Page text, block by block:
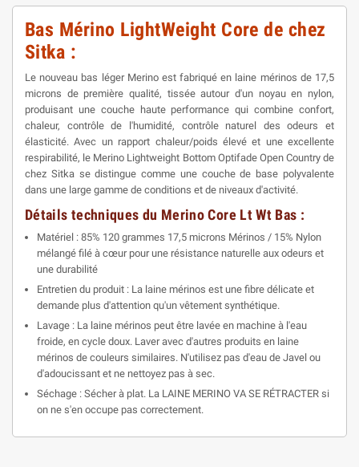
Bas Mérino LightWeight Core de chez
Sitka :
Le nouveau bas léger Merino est fabriqué en laine mérinos de 17,5
microns de première qualité, tissée autour d'un noyau en nylon,
produisant une couche haute performance qui combine confort,
chaleur, contrôle de l'humidité, contrôle naturel des odeurs et
élasticité. Avec un rapport chaleur/poids élevé et une excellente
respirabilité, le Merino Lightweight Bottom Optifade Open Country de
chez Sitka se distingue comme une couche de base polyvalente
dans une large gamme de conditions et de niveaux d'activité.
Détails techniques du Merino Core Lt Wt Bas :
Matériel : 85% 120 grammes 17,5 microns Mérinos / 15% Nylon
mélangé filé à cœur pour une résistance naturelle aux odeurs et
une durabilité
Entretien du produit : La laine mérinos est une fibre délicate et
demande plus d'attention qu'un vêtement synthétique.
Lavage : La laine mérinos peut être lavée en machine à l'eau
froide, en cycle doux. Laver avec d'autres produits en laine
mérinos de couleurs similaires. N'utilisez pas d'eau de Javel ou
d'adoucissant et ne nettoyez pas à sec.
Séchage : Sécher à plat. La LAINE MERINO VA SE RÉTRACTER si
on ne s'en occupe pas correctement.